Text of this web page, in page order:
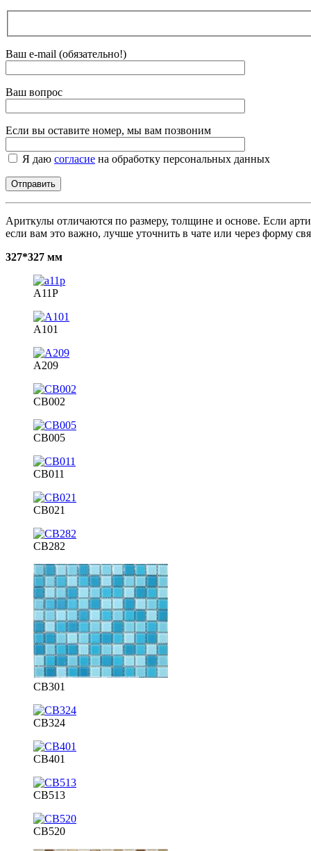
Ваш e-mail (обязательно!)
Ваш вопрос
Если вы оставите номер, мы вам позвоним
Я даю согласие на обработку персональных данных
Ариткулы отличаются по размеру, толщине и основе. Если
если вам это важно, лучше уточнить в чате или через форму
327*327 мм
A11P
A101
A209
CB002
CB005
CB011
CB021
CB282
CB301
CB324
CB401
CB513
CB520